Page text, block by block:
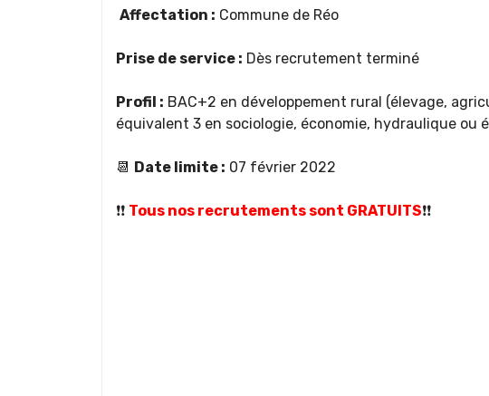
Affectation : Commune de Réo
Prise de service : Dès recrutement terminé
Profil : BAC+2 en développement rural (élevage,
équivalent 3 en sociologie, économie, hydraulique ou
📆 Date limite : 07 février 2022
❗❗ Tous nos recrutements sont GRATUITS❗❗